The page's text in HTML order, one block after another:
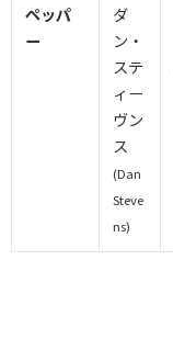
ペッパ
ー
ダ
ン・
ステ
ィー
ヴン
ス
(Dan
Steve
ns)